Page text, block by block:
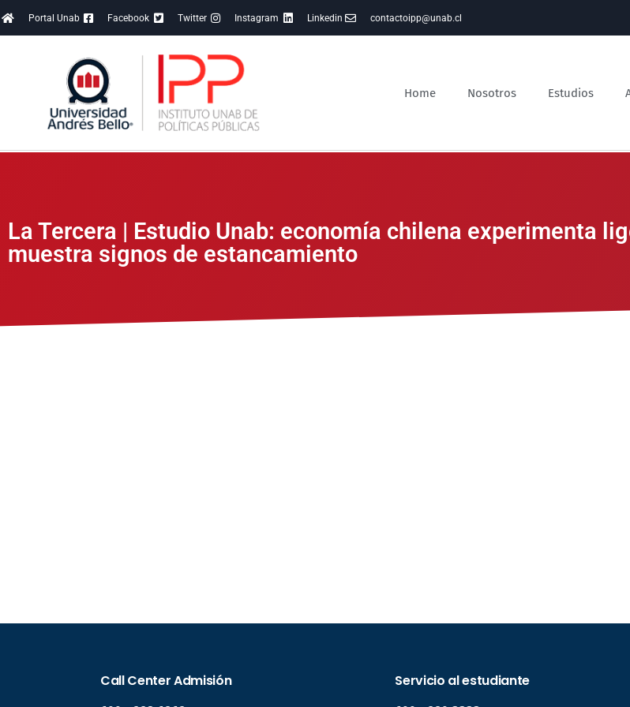
Portal Unab Facebook Twitter Instagram Linkedin contactoipp@unab.cl
Home Nosotros Estudios
La Tercera | Estudio Unab: economía chilena experimenta
muestra signos de estancamiento